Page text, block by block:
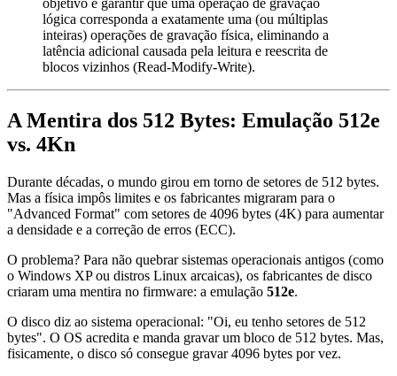
objetivo é garantir que uma operação de gravação
lógica corresponda a exatamente uma (ou múltiplas
inteiras) operações de gravação física, eliminando a
latência adicional causada pela leitura e reescrita de
blocos vizinhos (Read-Modify-Write).
A Mentira dos 512 Bytes: Emulação 512e
vs. 4Kn
Durante décadas, o mundo girou em torno de setores de 512 bytes.
Mas a física impôs limites e os fabricantes migraram para o
"Advanced Format" com setores de 4096 bytes (4K) para aumentar
a densidade e a correção de erros (ECC).
O problema? Para não quebrar sistemas operacionais antigos (como
o Windows XP ou distros Linux arcaicas), os fabricantes de disco
criaram uma mentira no firmware: a emulação 512e.
O disco diz ao sistema operacional: "Oi, eu tenho setores de 512
bytes". O OS acredita e manda gravar um bloco de 512 bytes. Mas,
fisicamente, o disco só consegue gravar 4096 bytes por vez.